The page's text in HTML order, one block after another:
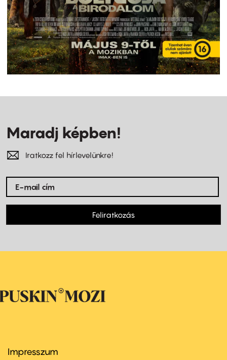
Maradj képben!
Iratkozz fel hírlevelünkre!
Feliratkozás
Footer
Impresszum